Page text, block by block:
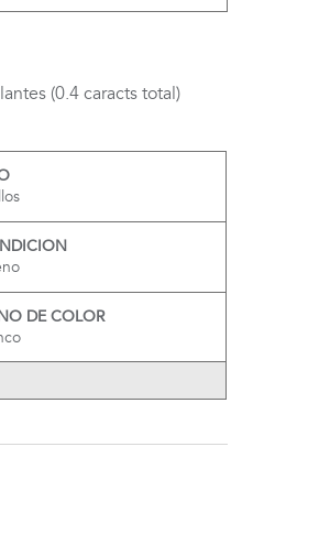
(0.4 caracts total)
DE COLOR